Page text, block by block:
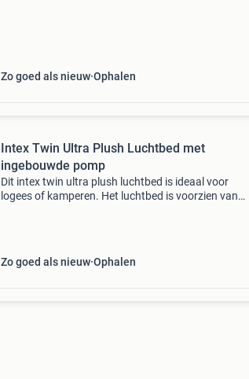
Zo goed als nieuw Ophalen
Intex Twin Ultra Plush Luchtbed met
ingebouwde pomp
Dit intex twin ultra plush luchtbed is ideaal voor
logees of kamperen. Het luchtbed is voorzien van
Zo goed als nieuw Ophalen